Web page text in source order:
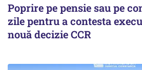
Poprire pe pensie sau pe
zile pentru a contesta
nouă decizie CCR